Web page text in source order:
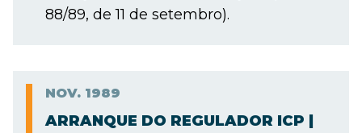
88/89, de 11 de setembro).
NOV. 1989
ARRANQUE DO REGULADOR ICP |